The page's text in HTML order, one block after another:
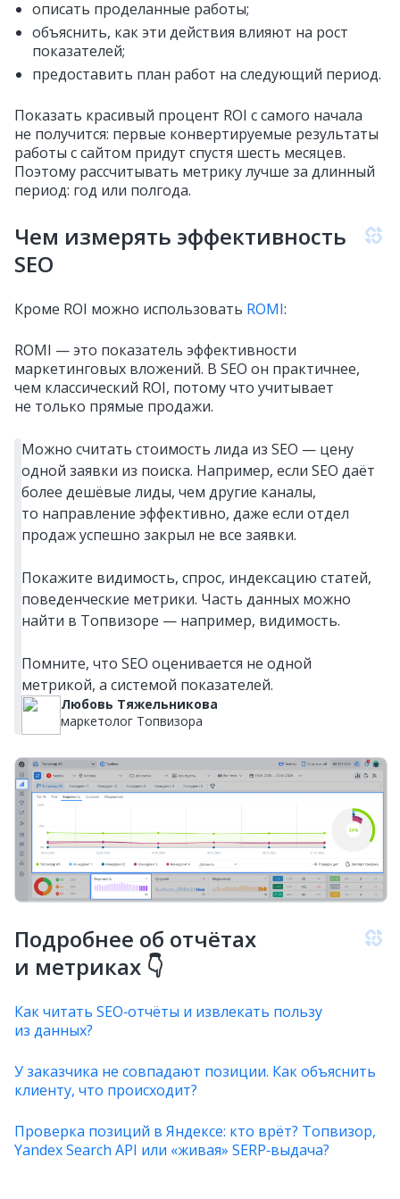
описать проделанные работы;
объяснить, как эти действия влияют на рост
показателей;
предоставить план работ на следующий период.
Показать красивый процент ROI с самого начала
не получится: первые конвертируемые результаты
работы с сайтом придут спустя шесть месяцев.
Поэтому рассчитывать метрику лучше за длинный
период: год или полгода.
Чем измерять эффективность
SEO
Кроме ROI можно использовать ROMI:
ROMI — это показатель эффективности
маркетинговых вложений. В SEO он практичнее,
чем классический ROI, потому что учитывает
не только прямые продажи.
Можно считать стоимость лида из SEO — цену
одной заявки из поиска. Например, если SEO даёт
более дешёвые лиды, чем другие каналы,
то направление эффективно, даже если отдел
продаж успешно закрыл не все заявки.
Покажите видимость, спрос, индексацию статей,
поведенческие метрики. Часть данных можно
найти в Топвизоре — например, видимость.
Помните, что SEO оценивается не одной
метрикой, а системой показателей.
Любовь Тяжельникова
маркетолог Топвизора
Подробнее об отчётах
и метриках 👇
Как читать SEO‑отчёты и извлекать пользу
из данных?
У заказчика не совпадают позиции. Как объяснить
клиенту, что происходит?
Проверка позиций в Яндексе: кто врёт? Топвизор,
Yandex Search API или «живая» SERP‑выдача?